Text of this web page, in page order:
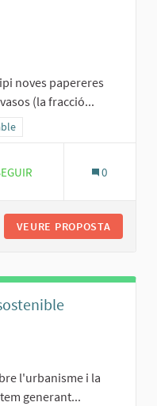
noves papereres
(la fracció...
Sostenibilitat i Consum
0
VEURE PROPOSTA
l'urbanisme i la
generant...